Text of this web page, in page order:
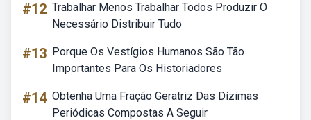
#12 Trabalhar Menos Trabalhar Todos Produzir O
Necessário Distribuir Tudo
#13 Porque Os Vestígios Humanos São Tão
Importantes Para Os Historiadores
#14 Obtenha Uma Fração Geratriz Das Dízimas
Periódicas Compostas A Seguir